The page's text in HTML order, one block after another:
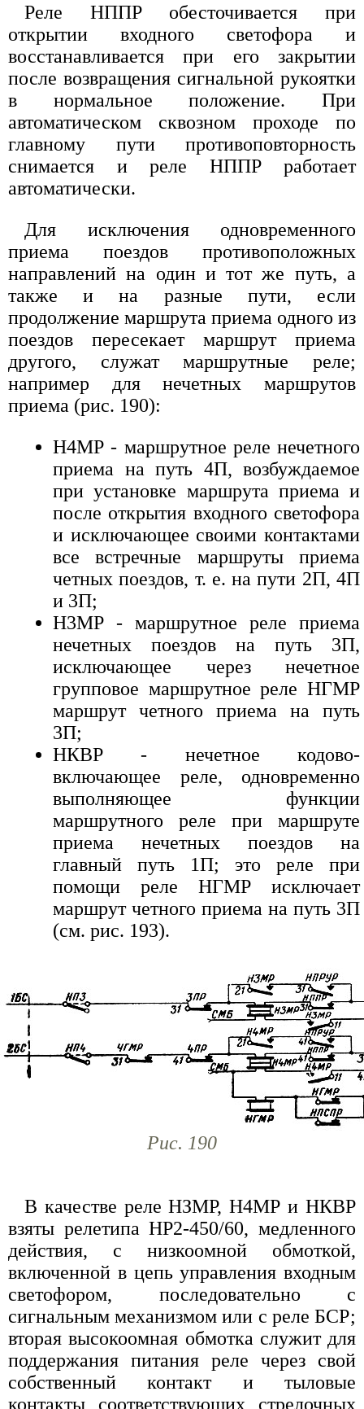
Реле НППР обесточивается при
открытии входного светофора и
восстанавливается при его закрытии
после возвращения сигнальной рукоятки
в нормальное положение. При
автоматическом сквозном проходе по
главному пути противоповторность
снимается и реле НППР работает
автоматически.
Для исключения одновременного
приема поездов противоположных
направлений на один и тот же путь, а
также и на разные пути, если
продолжение маршрута приема одного из
поездов пересекает маршрут приема
другого, служат маршрутные реле;
например для нечетных маршрутов
приема (рис. 190):
Н4МР - маршрутное реле нечетного
приема на путь 4П, возбуждаемое
при установке маршрута приема и
после открытия входного светофора
и исключающее своими контактами
все встречные маршруты приема
четных поездов, т. е. на пути 2П, 4П
и 3П;
Н3МР - маршрутное реле приема
нечетных поездов на путь 3П,
исключающее через нечетное
групповое маршрутное реле НГМР
маршрут четного приема на путь
3П;
НКВР - нечетное кодово-
включающее реле, одновременно
выполняющее функции
маршрутного реле при маршруте
приема нечетных поездов на
главный путь 1П; это реле при
помощи реле НГМР исключает
маршрут четного приема на путь 3П
(см. рис. 193).
Рис. 190
В качестве реле НЗМР, Н4МР и НКВР
взяты релетипа НР2-450/60, медленного
действия, с низкоомной обмоткой,
включенной в цепь управления входным
светофором, последовательно с
сигнальным механизмом или с реле БСР;
вторая высокоомная обмотка служит для
поддержания питания реле через свой
собственный контакт и тыловые
контакты соответствующих стрелочных